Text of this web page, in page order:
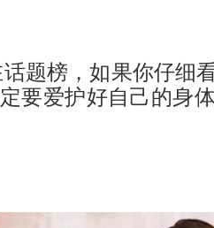
题榜，如果你仔细
要爱护好自己的身